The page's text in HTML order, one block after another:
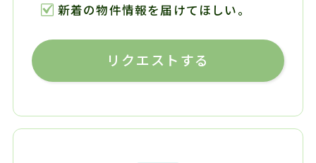
新着の物件情報を届けてほしい。
リクエストする